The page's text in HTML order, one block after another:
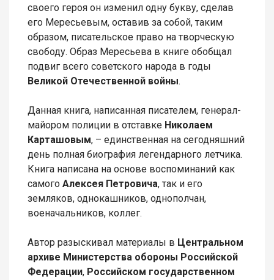
своего героя он изменил одну букву, сделав
его Мересьевым, оставив за собой, таким
образом, писательское право на творческую
свободу. Образ Мересьева в книге обобщал
подвиг всего советского народа в годы
Великой Отечественной войны.
Данная книга, написанная писателем, генерал-
майором полиции в отставке Николаем
Карташовым, – единственная на сегодняшний
день полная биография легендарного летчика.
Книга написана на основе воспоминаний как
самого Алексея Петровича, так и его
земляков, однокашников, однополчан,
военачальников, коллег.
Автор разыскивал материалы в Центральном
архиве Министерства обороны Российской
Федерации, Российском государственном